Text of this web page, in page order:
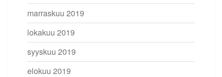
marraskuu 2019
lokakuu 2019
syyskuu 2019
elokuu 2019